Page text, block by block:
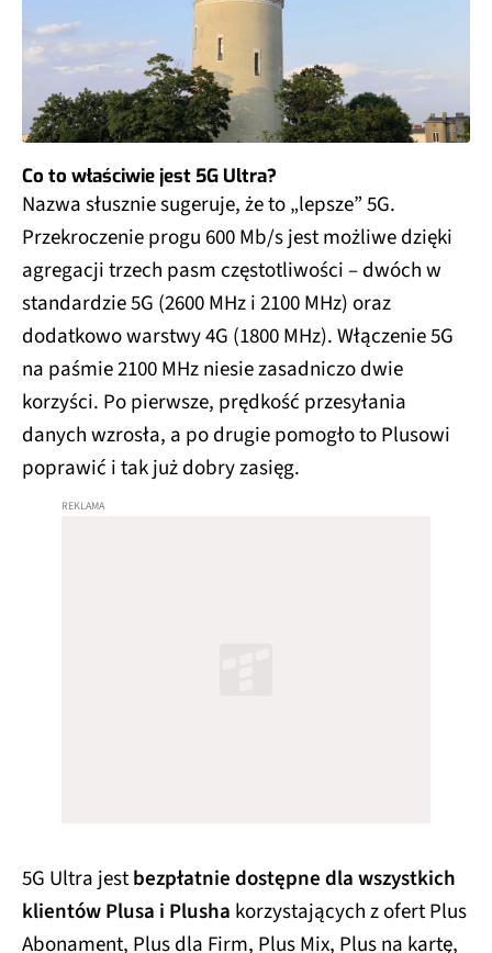
Co to właściwie jest 5G Ultra?
Nazwa słusznie sugeruje, że to „lepsze” 5G.
Przekroczenie progu 600 Mb/s jest możliwe dzięki
agregacji trzech pasm częstotliwości – dwóch w
standardzie 5G (2600 MHz i 2100 MHz) oraz
dodatkowo warstwy 4G (1800 MHz). Włączenie 5G
na paśmie 2100 MHz niesie zasadniczo dwie
korzyści. Po pierwsze, prędkość przesyłania
danych wzrosła, a po drugie pomogło to Plusowi
poprawić i tak już dobry zasięg.
5G Ultra jestbezpłatnie dostępne dla wszystkich
klientów Plusa i Plusha korzystających z ofert Plus
Abonament, Plus dla Firm, Plus Mix, Plus na kartę,